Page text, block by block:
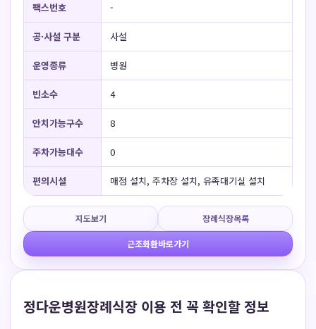
팩스번호 -
공·사설 구분 사설
운영종류 병원
빈소수 4
안치가능구수 8
주차가능대수 0
편의시설 매점 설치, 주차장 설치, 유족대기실 설치
지도보기 장례식장목록
근조화환바로가기
정다운병원장례식장 이용 전 꼭 확인할 정보